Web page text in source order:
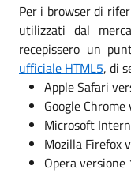
Per i browser di
utilizzati dal
recepissero un
ufficiale HTML5, di
Apple Safari
Google
Microsoft
Mozilla Firefox
Opera versione